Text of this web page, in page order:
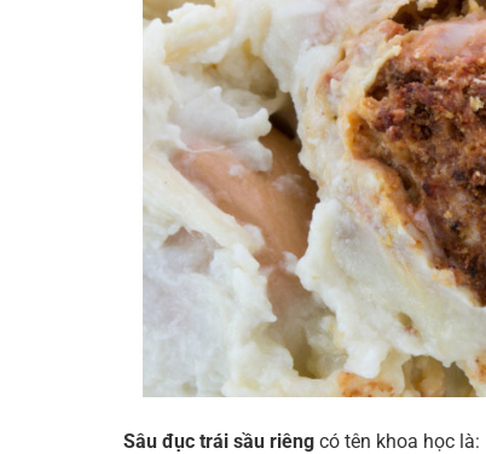
Sâu đục trái sầu riêng có tên khoa học là: